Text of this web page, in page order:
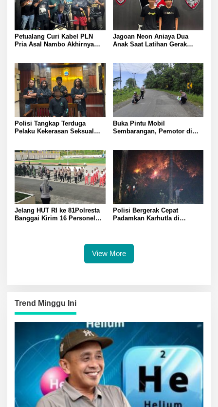
Petualang Curi Kabel PLN
Pria Asal Nambo Akhirnya
Jagoan Neon Aniaya Dua
Anak Saat Latihan Gerak
Polisi Tangkap Terduga
Pelaku Kekerasan Seksual
Buka Pintu Mobil
Sembarangan, Pemotor di
Jelang HUT RI ke 81Polresta
Banggai Kirim 16 Personel
Polisi Bergerak Cepat
Padamkan Karhutla di
View More
Trend Minggu Ini